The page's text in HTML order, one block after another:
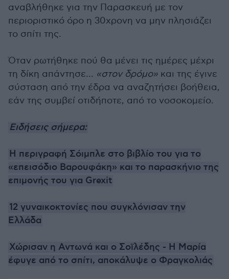
αναβλήθηκε για την Παρασκευή με τον
περιοριστικό όρο η 30χρονη να μην πλησιάζει
το σπίτι της.
Όταν ρωτήθηκε πού θα μένει τις ημέρες μέχρι
τη δίκη απάντησε… «στον δρόμο» και της έγινε
σύσταση από την έδρα να αναζητήσει βοήθεια,
εάν της συμβεί οτιδήποτε, από το νοσοκομείο.
Ειδήσεις σήμερα:
Η περιγραφή Σόιμπλε στο βιβλίο του για το
«επεισόδιο Βαρουφάκη» και το παρασκήνιο της
επιμονής του για Grexit
12 γυναικοκτονίες που συγκλόνισαν την
Ελλάδα
Χώρισαν η Αντωνά και ο Σοϊλέδης - Η Μαρία
έφυγε από το σπίτι, αποκάλυψε ο Φραγκολιάς